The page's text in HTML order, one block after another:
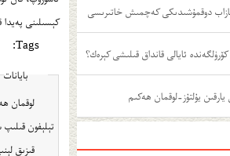
دوقمۇشىدىكى كەچمىش خاتىرىسى
ئايالى قانداق قىلىشى كېرەك؟
يۇلتۇز-لوقمان ھەكىم
كېسىلىنى پەيدا
Tags:
بايانات
تېلېفون قىلىپ
قىزىق لېنىيە